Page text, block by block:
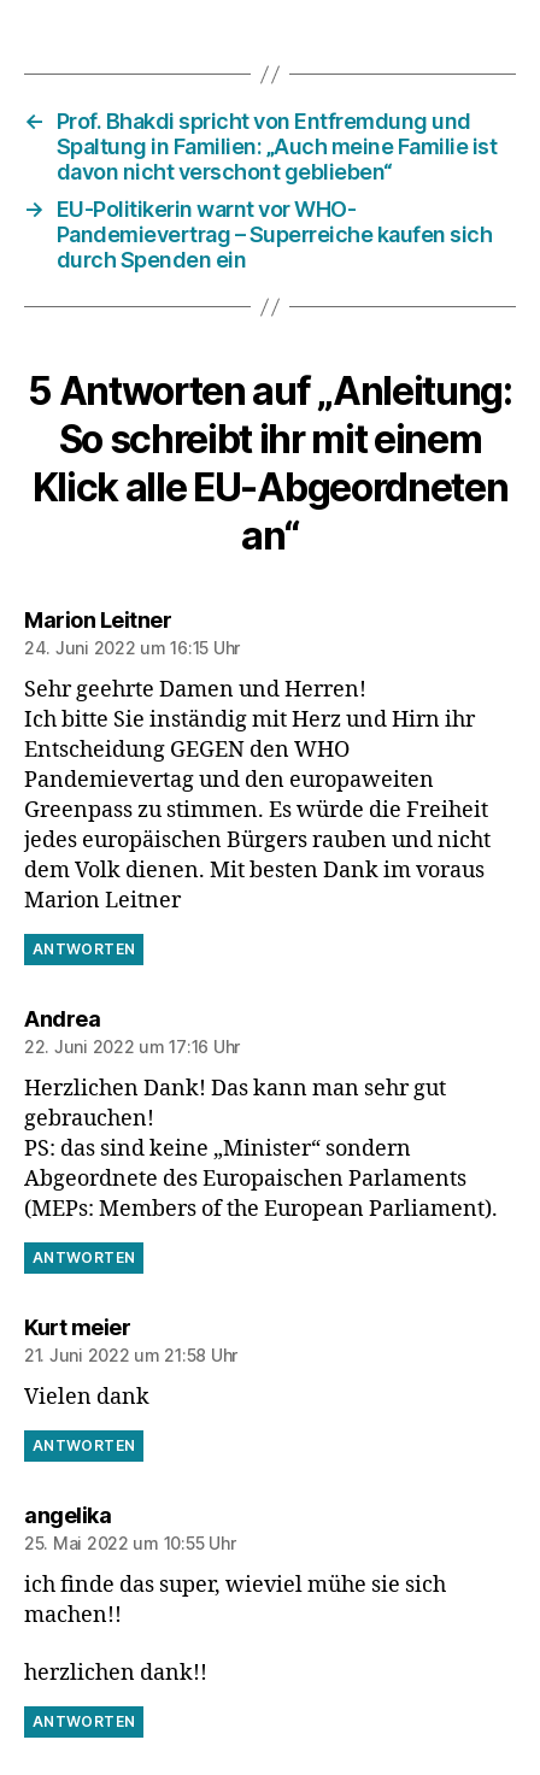
←
Prof. Bhakdi spricht von Entfremdung und
Spaltung in Familien: „Auch meine Familie ist
davon nicht verschont geblieben“
→
EU-Politikerin warnt vor WHO-
Pandemievertrag – Superreiche kaufen sich
durch Spenden ein
5 Antworten auf „Anleitung:
So schreibt ihr mit einem
Klick alle EU-Abgeordneten
an“
Marion Leitnersagt:
24. Juni 2022 um 16:15 Uhr
Sehr geehrte Damen und Herren!
Ich bitte Sie inständig mit Herz und Hirn ihr
Entscheidung GEGEN den WHO
Pandemievertag und den europaweiten
Greenpass zu stimmen. Es würde die Freiheit
jedes europäischen Bürgers rauben und nicht
dem Volk dienen. Mit besten Dank im voraus
Marion Leitner
ANTWORTEN
Andreasagt:
22. Juni 2022 um 17:16 Uhr
Herzlichen Dank! Das kann man sehr gut
gebrauchen!
PS: das sind keine „Minister“ sondern
Abgeordnete des Europaischen Parlaments
(MEPs: Members of the European Parliament).
ANTWORTEN
Kurt meiersagt:
21. Juni 2022 um 21:58 Uhr
Vielen dank
ANTWORTEN
angelikasagt:
25. Mai 2022 um 10:55 Uhr
ich finde das super, wieviel mühe sie sich
machen!!
herzlichen dank!!
ANTWORTEN